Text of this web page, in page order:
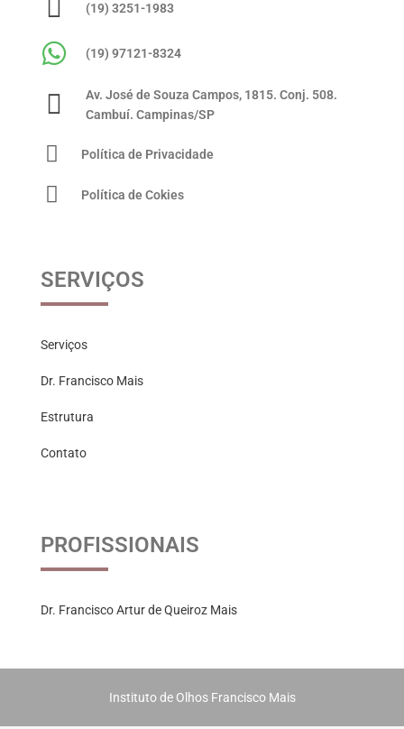
(19) 3251-1983
(19) 97121-8324
Av. José de Souza Campos, 1815. Conj. 508.
Cambuí. Campinas/SP
Política de Privacidade
Política de Cokies
SERVIÇOS
Serviços
Dr. Francisco Mais
Estrutura
Contato
PROFISSIONAIS
Dr. Francisco Artur de Queiroz Mais
Instituto de Olhos Francisco Mais